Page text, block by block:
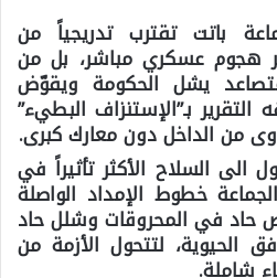
باتت تقترب تدريجياً من
هجوم عسكري مباشر، بل من
يشل الحكومة ويقوّض
بـ”الإستنزاف البطيء”
من الداخل دون معارك كبرى.
الى السلاح الأكثر تأثيراً في
خطوط الإمداد الواصلة
حاد في المحروقات وشلل حاد
الحيوية، لتتحول الأزمة من
شاملة.